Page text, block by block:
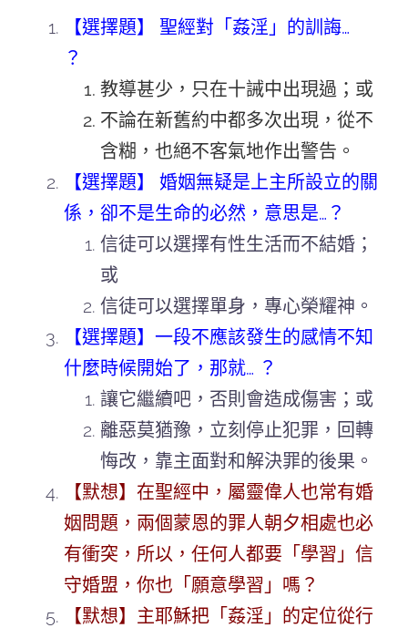
【選擇題】 聖經對「姦淫」的訓誨…
？
教導甚少，只在十誡中出現過；或
不論在新舊約中都多次出現，從不
含糊，也絕不客氣地作出警告。
【選擇題】 婚姻無疑是上主所設立的關
係，卻不是生命的必然，意思是… ？
信徒可以選擇有性生活而不結婚；
或
信徒可以選擇單身，專心榮耀神。
【選擇題】一段不應該發生的感情不知
什麼時候開始了，那就… ？
讓它繼續吧，否則會造成傷害；或
離惡莫猶豫，立刻停止犯罪，回轉
悔改，靠主面對和解決罪的後果。
【默想】在聖經中，屬靈偉人也常有婚
姻問題，兩個蒙恩的罪人朝夕相處也必
有衝突，所以，任何人都要「學習」信
守婚盟，你也「願意學習」嗎？
【默想】主耶穌把「姦淫」的定位從行